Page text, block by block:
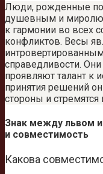
Люди, рожденные
душевным и
к гармонии во всех
конфликтов. Весы
справедливости. Они
проявляют талант к
принятия решений
стороны и
Знак между львом
и совместимость
Какова